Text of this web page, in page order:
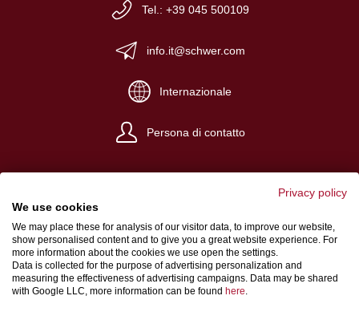
Tel.: +39 045 500109
info.it@schwer.com
Internazionale
Persona di contatto
Impronta
Condizioni generali di vendita
Protezione dei dati
Privacy policy
We use cookies
We may place these for analysis of our visitor data, to improve our website,
show personalised content and to give you a great website experience. For
more information about the cookies we use open the settings.
Data is collected for the purpose of advertising personalization and
measuring the effectiveness of advertising campaigns. Data may be shared
with Google LLC, more information can be found here.